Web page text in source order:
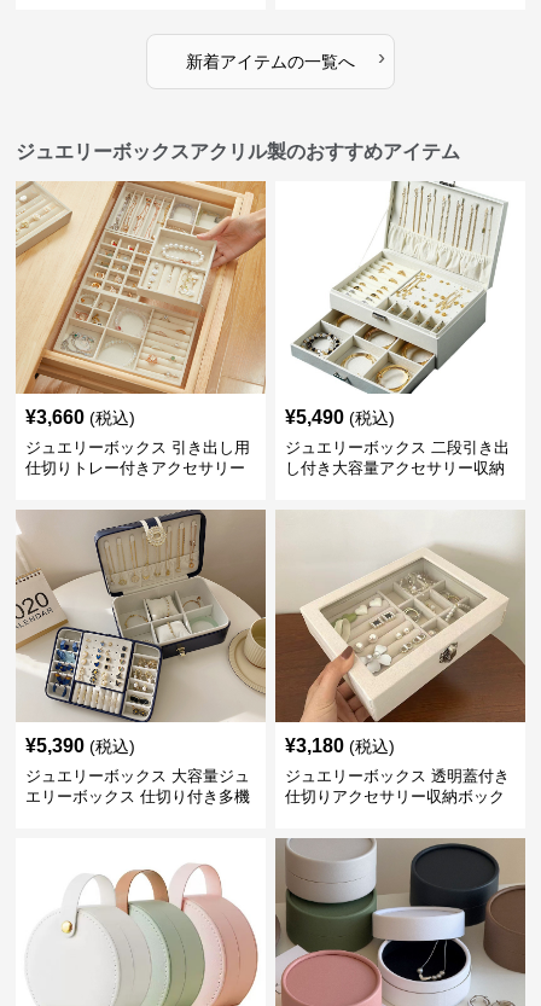
新着アイテムの一覧へ ›
ジュエリーボックスアクリル製のおすすめアイテム
¥3,660 (税込)
ジュエリーボックス 引き出し用
仕切りトレー付きアクセサリー
¥5,490 (税込)
ジュエリーボックス 二段引き出
し付き大容量アクセサリー収納
¥5,390 (税込)
ジュエリーボックス 大容量ジュ
エリーボックス 仕切り付き多機
¥3,180 (税込)
ジュエリーボックス 透明蓋付き
仕切りアクセサリー収納ボック